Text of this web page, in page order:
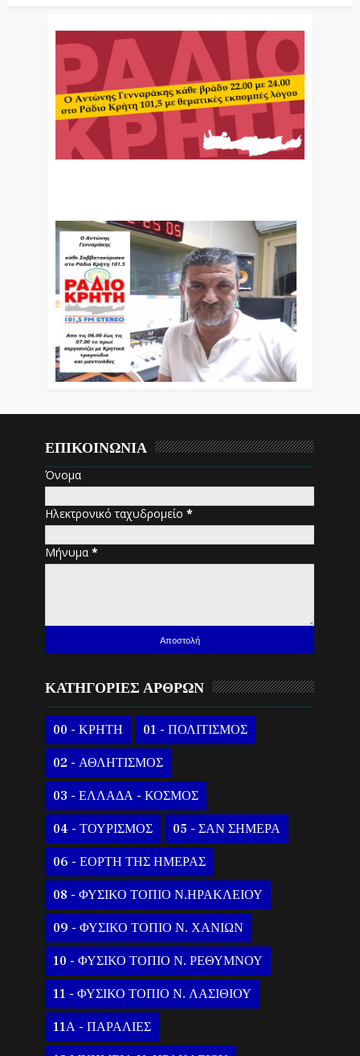
ΕΠΙΚΟΙΝΩΝΙΑ
Όνομα
Ηλεκτρονικό ταχυδρομείο*
Μήνυμα*
ΚΑΤΗΓΟΡΙΕΣ ΑΡΘΡΩΝ
00 - ΚΡΗΤΗ 01 - ΠΟΛΙΤΙΣΜΟΣ
02 - ΑΘΛΗΤΙΣΜΟΣ
03 - ΕΛΛΑΔΑ - ΚΟΣΜΟΣ
04 - ΤΟΥΡΙΣΜΟΣ 05 - ΣΑΝ ΣΗΜΕΡΑ
06 - ΕΟΡΤΗ ΤΗΣ ΗΜΕΡΑΣ
08 - ΦΥΣΙΚΟ ΤΟΠΙΟ Ν.ΗΡΑΚΛΕΙΟΥ
09 - ΦΥΣΙΚΟ ΤΟΠΙΟ Ν. ΧΑΝΙΩΝ
10 - ΦΥΣΙΚΟ ΤΟΠΙΟ Ν. ΡΕΘΥΜΝΟΥ
11 - ΦΥΣΙΚΟ ΤΟΠΙΟ Ν. ΛΑΣΙΘΙΟΥ
11Α - ΠΑΡΑΛΙΕΣ